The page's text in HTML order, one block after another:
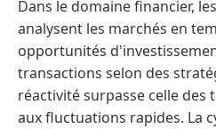
Dans le domaine financier,
analysent les marchés en
opportunités
transactions selon des
réactivité surpasse celle des
aux fluctuations rapides. La